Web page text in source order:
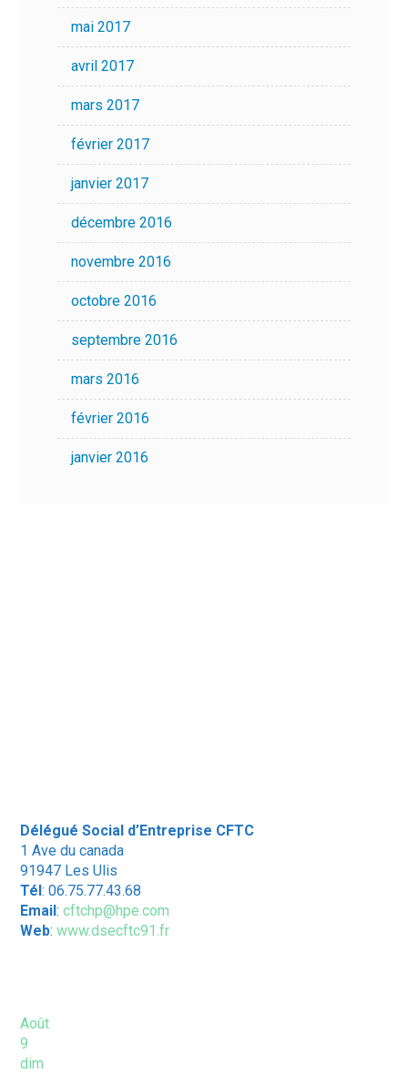
mai 2017
avril 2017
mars 2017
février 2017
janvier 2017
décembre 2016
novembre 2016
octobre 2016
septembre 2016
mars 2016
février 2016
janvier 2016
Délégué Social d’Entreprise CFTC
1 Ave du canada
91947 Les Ulis
Tél: 06.75.77.43.68
Email:cftchp@hpe.com
Web:www.dsecftc91.fr
Août
9
dim